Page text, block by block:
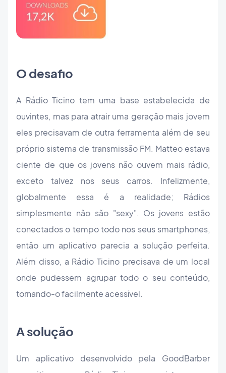
O desafio
A Rádio Ticino tem uma base estabelecida de
ouvintes, mas para atrair uma geração mais jovem
eles precisavam de outra ferramenta além de seu
próprio sistema de transmissão FM. Matteo estava
ciente de que os jovens não ouvem mais rádio,
exceto talvez nos seus carros. Infelizmente,
globalmente essa é a realidade; Rádios
simplesmente não são "sexy". Os jovens estão
conectados o tempo todo nos seus smartphones,
então um aplicativo parecia a solução perfeita.
Além disso, a Rádio Ticino precisava de um local
onde pudessem agrupar todo o seu conteúdo,
tornando-o facilmente acessível.
A solução
Um aplicativo desenvolvido pela GoodBarber